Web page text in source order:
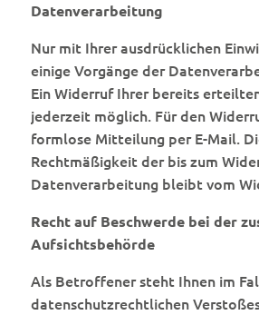
Datenverarbeitung
Nur mit Ihrer ausdrücklichen
einige Vorgänge der
Ein Widerruf Ihrer bereits
jederzeit möglich. Für den
formlose Mitteilung per E-Mail.
Rechtmäßigkeit der bis zum
Datenverarbeitung bleibt vom
Recht auf Beschwerde bei der
Aufsichtsbehörde
Als Betroffener steht Ihnen im
datenschutzrechtlichen